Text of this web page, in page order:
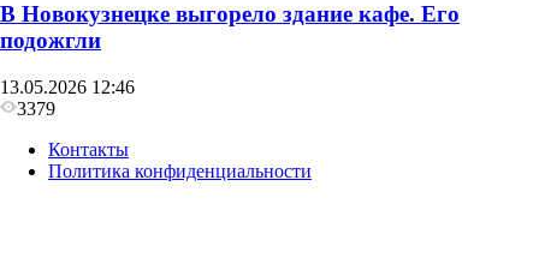
В Новокузнецке выгорело здание кафе. Его
подожгли
13.05.2026 12:46
3379
Контакты
Политика конфиденциальности